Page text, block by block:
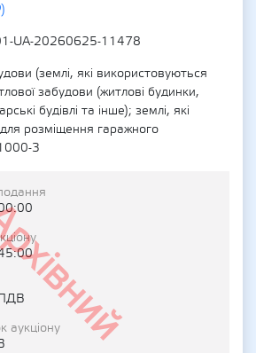
UA-20260625-11478
(землі, які використовуються
забудови (житлові будинки,
будівлі та інше); землі, які
розміщення гаражного
3
аукціону